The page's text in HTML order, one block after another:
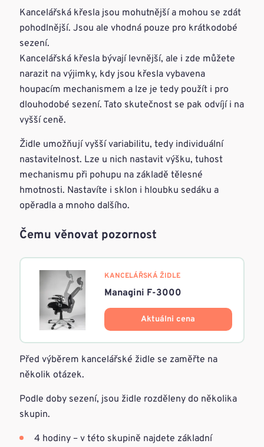
Kancelářská křesla jsou mohutnější a mohou se zdát
pohodlnější. Jsou ale vhodná pouze pro krátkodobé
sezení.
Kancelářská křesla bývají levnější, ale i zde můžete
narazit na výjimky, kdy jsou křesla vybavena
houpacím mechanismem a lze je tedy použít i pro
dlouhodobé sezení. Tato skutečnost se pak odvíjí i na
vyšší ceně.
Židle umožňují vyšší variabilitu, tedy individuální
nastavitelnost. Lze u nich nastavit výšku, tuhost
mechanismu při pohupu na základě tělesné
hmotnosti. Nastavíte i sklon i hloubku sedáku a
opěradla a mnoho dalšího.
Čemu věnovat pozornost
KANCELÁŘSKÁ ŽIDLE
Managini F-3000
Aktuálni cena
Před výběrem kancelářské židle se zaměřte na
několik otázek.
Podle doby sezení, jsou židle rozděleny do několika
skupin.
4 hodiny – v této skupině najdete základní